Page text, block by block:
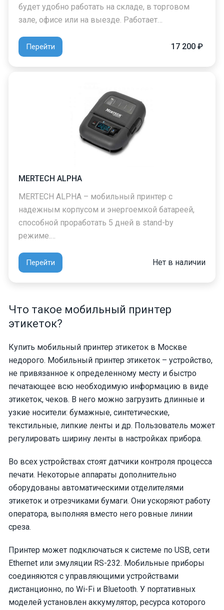
будет удобно работать на складе, в торговом
зале, офисе или на выезде. Работает…
Перейти 17 200 ₽
MERTECH ALPHA
MERTECH ALPHA – мобильный принтер с
надежным корпусом и энергоемкой батареей,
способной проработать 5 дней в stand-by
режиме.…
Перейти Нет в наличии
Что такое мобильный принтер
этикеток?
Купить мобильный принтер этикеток в Москве
недорого. Мобильный принтер этикеток – устройство,
не привязанное к определенному месту и быстро
печатающее всю необходимую информацию в виде
этикеток, чеков. В него можно загрузить длинные и
узкие носители: бумажные, синтетические,
текстильные, липкие ленты и др. Пользователь может
регулировать ширину ленты в настройках прибора.
Во всех устройствах стоят датчики контроля процесса
печати. Некоторые аппараты дополнительно
оборудованы автоматическими отделителями
этикеток и отрезчиками бумаги. Они ускоряют работу
оператора, выполняя вместо него ровные линии
среза.
Принтер может подключаться к системе по USB, сети
Ethernet или эмуляции RS-232. Мобильные приборы
соединяются с управляющими устройствами
дистанционно, по Wi-Fi и Bluetooth. У портативных
моделей установлен аккумулятор, ресурса которого